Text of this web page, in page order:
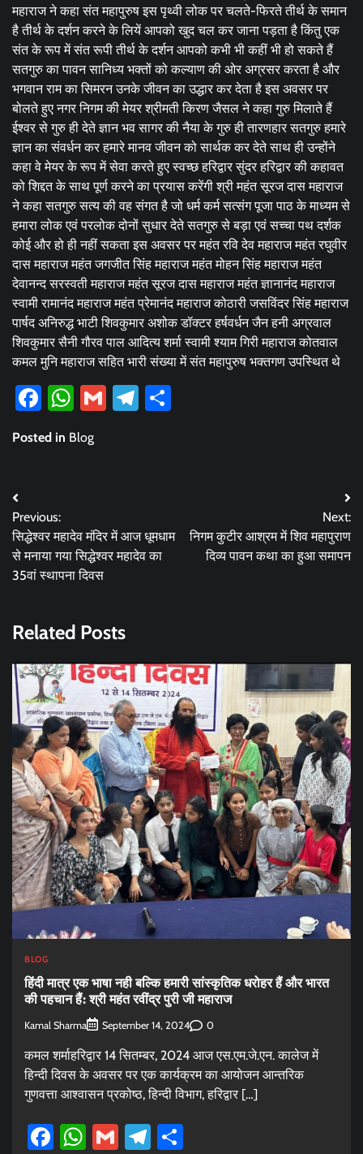
महाराज ने कहा संत महापुरुष इस पृथ्वी लोक पर चलते-फिरते तीर्थ के समान
है तीर्थ के दर्शन करने के लियें आपको खुद चल कर जाना पड़ता है किंतु एक
संत के रूप में संत रूपी तीर्थ के दर्शन आपको कभी भी कहीं भी हो सकते हैं
सतगुरु का पावन सानिध्य भक्तों को कल्याण की ओर अग्रसर करता है और
भगवान राम का सिमरन उनके जीवन का उद्धार कर देता है इस अवसर पर
बोलते हुए नगर निगम की मेयर श्रीमती किरण जैसल ने कहा गुरु मिलाते हैं
ईश्वर से गुरु ही देते ज्ञान भव सागर की नैया के गुरु ही तारणहार सतगुरु हमारे
ज्ञान का संवर्धन कर हमारे मानव जीवन को सार्थक कर देते साथ ही उन्होंने
कहा वे मेयर के रूप में सेवा करते हुए स्वच्छ हरिद्वार सुंदर हरिद्वार की कहावत
को शिद्दत के साथ पूर्ण करने का प्रयास करेंगी श्री महंत सूरज दास महाराज
ने कहा सतगुरु सत्य की वह संगत है जो धर्म कर्म सत्संग पूजा पाठ के माध्यम से
हमारा लोक एवं परलोक दोनों सुधार देते सतगुरु से बड़ा एवं सच्चा पथ दर्शक
कोई और हो ही नहीं सकता इस अवसर पर महंत रवि देव महाराज महंत रघुवीर
दास महाराज महंत जगजीत सिंह महाराज महंत मोहन सिंह महाराज महंत
देवानन्द सरस्वती महाराज महंत सूरज दास महाराज महंत ज्ञानानंद महाराज
स्वामी रामानंद महाराज महंत प्रेमानंद महाराज कोठारी जसविंदर सिंह महाराज
पार्षद अनिरुद्ध भाटी शिवकुमार अशोक डॉक्टर हर्षवर्धन जैन हनी अग्रवाल
शिवकुमार सैनी गौरव पाल आदित्य शर्मा स्वामी श्याम गिरी महाराज कोतवाल
कमल मुनि महाराज सहित भारी संख्या में संत महापुरुष भक्तगण उपस्थित थे
Facebook
WhatsApp
GmailTelegram
Posted in Blog
Post
navigation
Previous:
सिद्धेश्वर महादेव मंदिर में आज धूमधाम
से मनाया गया सिद्धेश्वर महादेव का
35वां स्थापना दिवस
Next:
निगम कुटीर आश्रम में शिव महापुराण
दिव्य पावन कथा का हुआ समापन
Related Posts
BLOG
हिंदी मात्र एक भाषा नही बल्कि हमारी सांस्कृतिक धरोहर हैं और भारत
की पहचान हैं: श्री महंत रवींद्र पुरी जी महाराज
Kamal Sharma September 14, 2024 0
कमल शर्माहरिद्वार 14 सितम्बर, 2024 आज एस.एम.जे.एन. कालेज में
हिन्दी दिवस के अवसर पर एक कार्यक्रम का आयोजन आन्तरिक
गुणवत्ता आश्वासन प्रकोष्ठ, हिन्दी विभाग, हरिद्वार […]
Facebook
WhatsApp
GmailTelegram